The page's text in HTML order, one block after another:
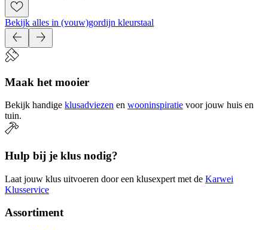
Bekijk alles in (vouw)gordijn kleurstaal
Maak het mooier
Bekijk handige klusadviezen en wooninspiratie voor jouw huis en
tuin.
Hulp bij je klus nodig?
Laat jouw klus uitvoeren door een klusexpert met de Karwei
Klusservice
Assortiment